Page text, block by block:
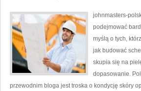
johnmasters-
podejmować
myślą o tych,
jak budować
skupia się na
dopasowanie.
przewodnim bloga jest troska o kondycję skóry